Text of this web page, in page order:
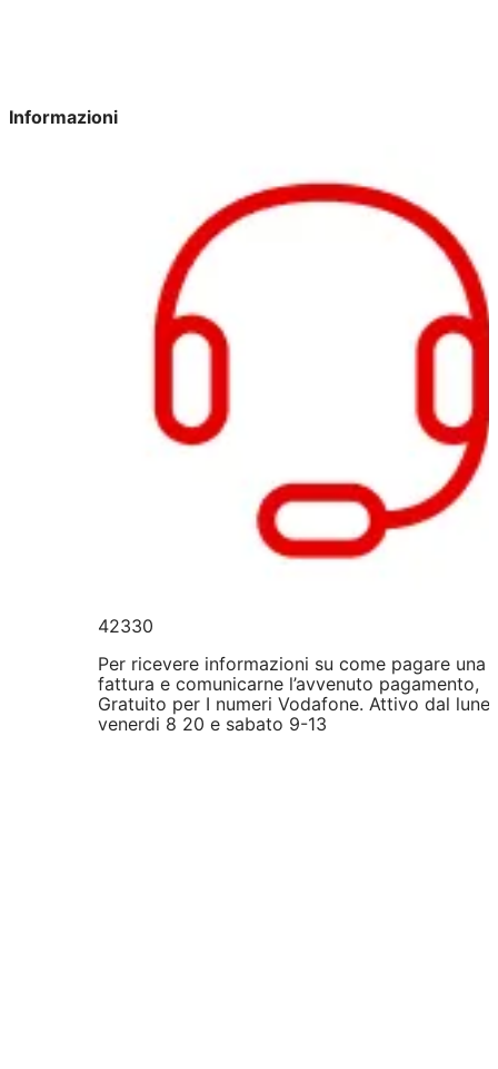
Informazioni
42330
Per ricevere informazioni su come pagare una
fattura e comunicarne l’avvenuto pagamento,
Gratuito per I numeri Vodafone. Attivo dal
venerdi 8 20 e sabato 9-13